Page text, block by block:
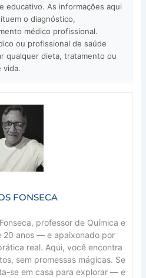
educativo. As informações aqui
o diagnóstico,
médico profissional.
ou profissional de saúde
qualquer dieta, tratamento ou
vida.
FONSECA
professor de Química e
20 anos — e apaixonado por
real. Aqui, você encontra
sem promessas mágicas. Se
se em casa para explorar — e